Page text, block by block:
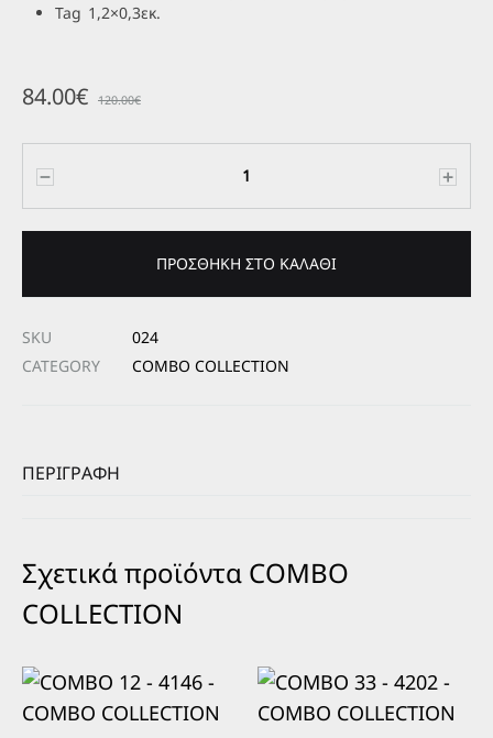
Tag 1,2×0,3εκ.
84.00€ 120.00€
ΠΡΟΣΘΉΚΗ ΣΤΟ ΚΑΛΆΘΙ
SKU
024
CATEGORY
COMBO COLLECTION
ΠΕΡΙΓΡΑΦΉ
Σχετικά προϊόντα COMBO
COLLECTION